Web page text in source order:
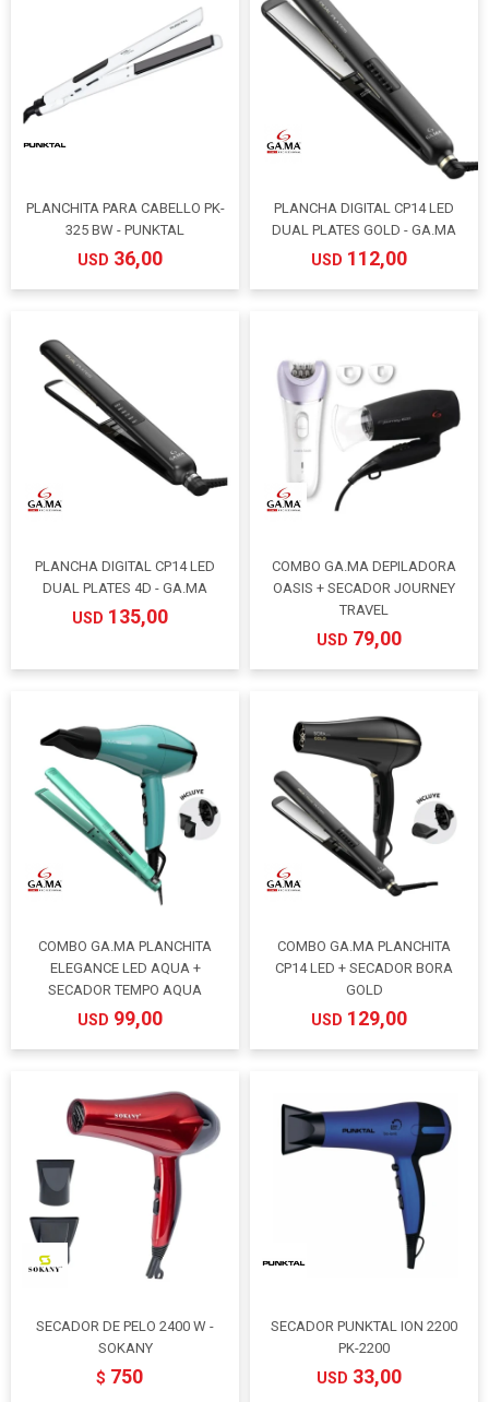
PLANCHITA PARA CABELLO PK-
325 BW - PUNKTAL
USD 36,00
PLANCHA DIGITAL CP14 LED
DUAL PLATES GOLD - GA.MA
USD 112,00
PLANCHA DIGITAL CP14 LED
DUAL PLATES 4D - GA.MA
USD 135,00
COMBO GA.MA DEPILADORA
OASIS + SECADOR JOURNEY
TRAVEL
USD 79,00
COMBO GA.MA PLANCHITA
ELEGANCE LED AQUA +
SECADOR TEMPO AQUA
USD 99,00
COMBO GA.MA PLANCHITA
CP14 LED + SECADOR BORA
GOLD
USD 129,00
SECADOR DE PELO 2400 W -
SOKANY
$ 750
SECADOR PUNKTAL ION 2200
PK-2200
USD 33,00